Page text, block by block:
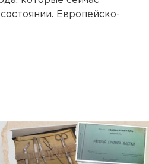
Европейско-